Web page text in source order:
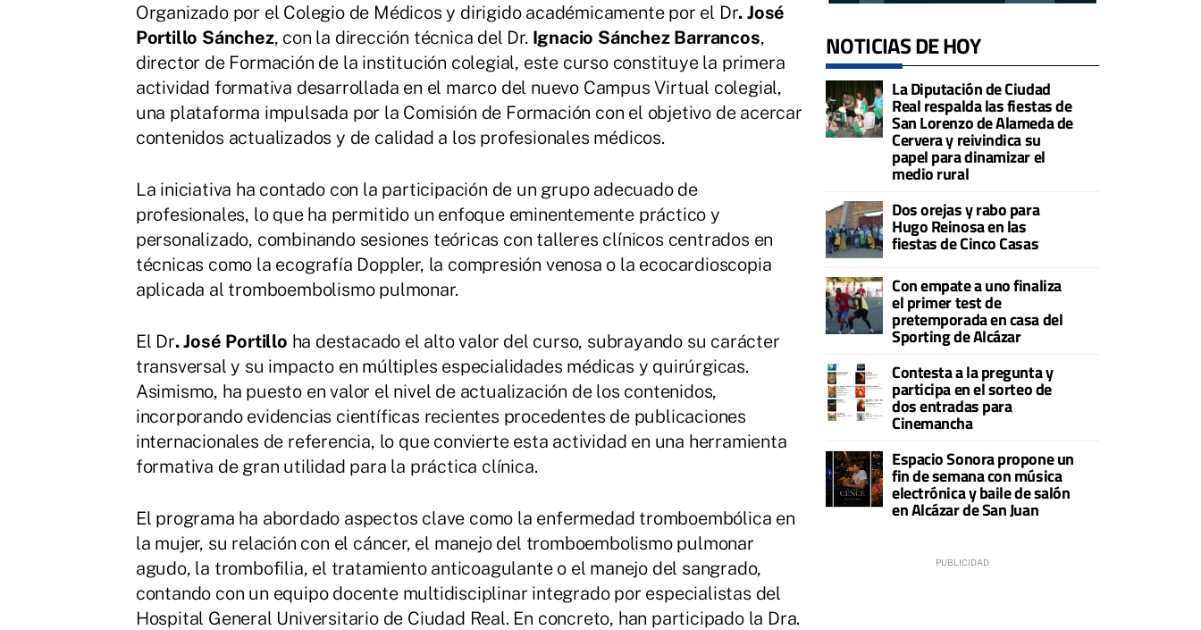
Organizado por el Colegio de Médicos y dirigido académicamente por el Dr. José
Portillo Sánchez, con la dirección técnica del Dr. Ignacio Sánchez Barrancos,
director de Formación de la institución colegial, este curso constituye la primera
actividad formativa desarrollada en el marco del nuevo Campus Virtual colegial,
una plataforma impulsada por la Comisión de Formación con el objetivo de acercar
contenidos actualizados y de calidad a los profesionales médicos.
La iniciativa ha contado con la participación de un grupo adecuado de
profesionales, lo que ha permitido un enfoque eminentemente práctico y
personalizado, combinando sesiones teóricas con talleres clínicos centrados en
técnicas como la ecografía Doppler, la compresión venosa o la ecocardioscopia
aplicada al tromboembolismo pulmonar.
El Dr. José Portillo ha destacado el alto valor del curso, subrayando su carácter
transversal y su impacto en múltiples especialidades médicas y quirúrgicas.
Asimismo, ha puesto en valor el nivel de actualización de los contenidos,
incorporando evidencias científicas recientes procedentes de publicaciones
internacionales de referencia, lo que convierte esta actividad en una herramienta
formativa de gran utilidad para la práctica clínica.
El programa ha abordado aspectos clave como la enfermedad tromboembólica en
la mujer, su relación con el cáncer, el manejo del tromboembolismo pulmonar
agudo, la trombofilia, el tratamiento anticoagulante o el manejo del sangrado,
contando con un equipo docente multidisciplinar integrado por especialistas del
Hospital General Universitario de Ciudad Real. En concreto, han participado la Dra.
NOTICIAS DE HOY
La Diputación de Ciudad
Real respalda las fiestas de
San Lorenzo de Alameda de
Cervera y reivindica su
papel para dinamizar el
medio rural
Dos orejas y rabo para
Hugo Reinosa en las
fiestas de Cinco Casas
Con empate a uno finaliza
el primer test de
pretemporada en casa del
Sporting de Alcázar
Contesta a la pregunta y
participa en el sorteo de
dos entradas para
Cinemancha
Espacio Sonora propone un
fin de semana con música
electrónica y baile de salón
en Alcázar de San Juan